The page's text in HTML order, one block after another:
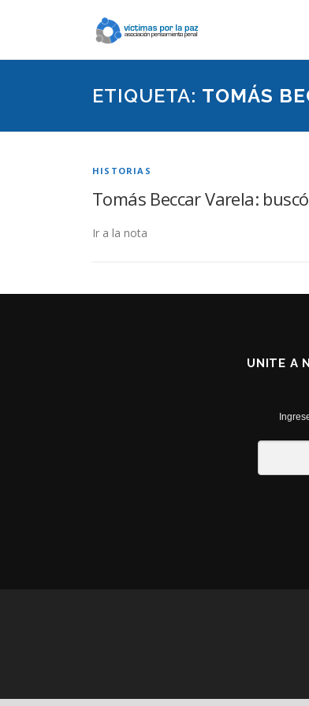
ETIQUETA: TOMÁS
HISTORIAS
Tomás Beccar Varela:
Ir a la nota
UNITE A